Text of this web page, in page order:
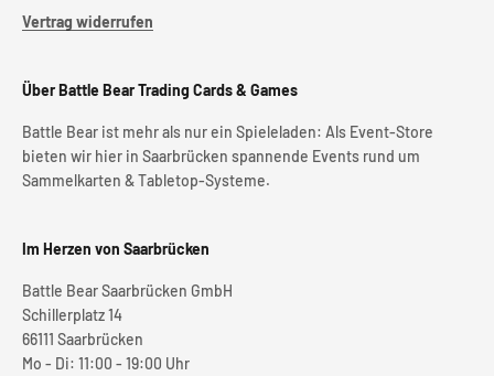
Vertrag widerrufen
Über Battle Bear Trading Cards & Games
Battle Bear ist mehr als nur ein Spieleladen: Als Event-Store
bieten wir hier in Saarbrücken spannende Events rund um
Sammelkarten & Tabletop-Systeme.
Im Herzen von Saarbrücken
Battle Bear Saarbrücken GmbH
Schillerplatz 14
66111 Saarbrücken
Mo - Di: 11:00 - 19:00 Uhr